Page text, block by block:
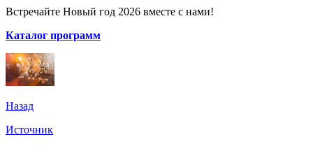
Встречайте Новый год 2026 вместе с нами!
Каталог программ
Назад
Источник